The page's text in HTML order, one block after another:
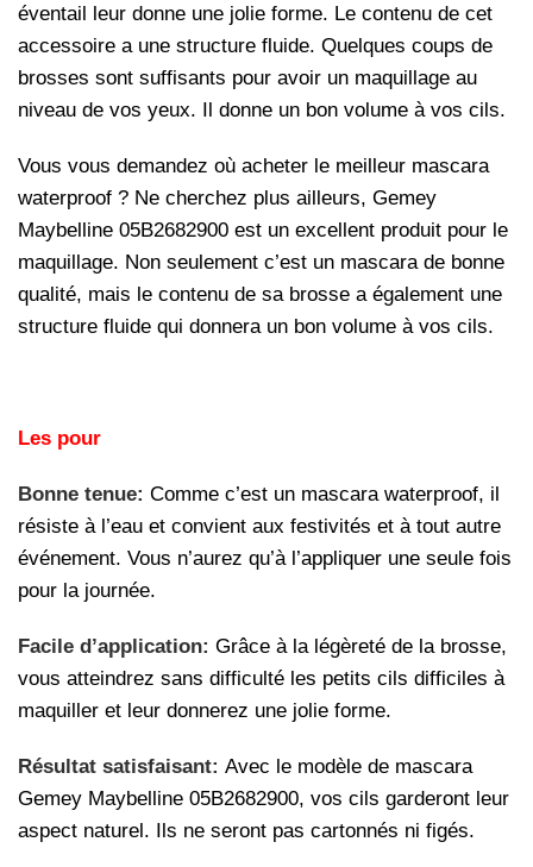
éventail leur donne une jolie forme. Le contenu de cet
accessoire a une structure fluide. Quelques coups de
brosses sont suffisants pour avoir un maquillage au
niveau de vos yeux. Il donne un bon volume à vos cils.
Vous vous demandez où acheter le meilleur mascara
waterproof ? Ne cherchez plus ailleurs, Gemey
Maybelline 05B2682900 est un excellent produit pour le
maquillage. Non seulement c’est un mascara de bonne
qualité, mais le contenu de sa brosse a également une
structure fluide qui donnera un bon volume à vos cils.
Les pour
Bonne tenue: Comme c’est un mascara waterproof, il
résiste à l’eau et convient aux festivités et à tout autre
événement. Vous n’aurez qu’à l’appliquer une seule fois
pour la journée.
Facile d’application: Grâce à la légèreté de la brosse,
vous atteindrez sans difficulté les petits cils difficiles à
maquiller et leur donnerez une jolie forme.
Résultat satisfaisant: Avec le modèle de mascara
Gemey Maybelline 05B2682900, vos cils garderont leur
aspect naturel. Ils ne seront pas cartonnés ni figés.